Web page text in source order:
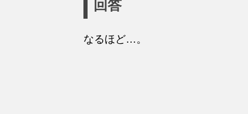
回答
なるほど…。